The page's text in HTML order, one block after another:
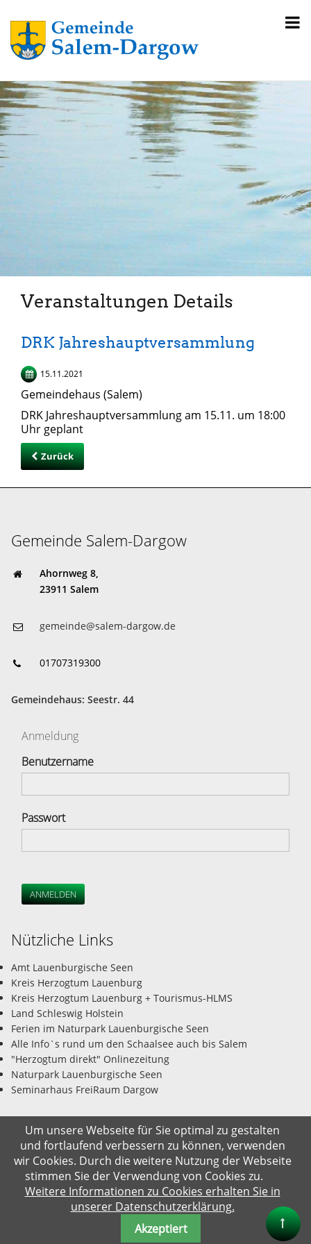
Veranstaltungen Details
DRK Jahreshauptversammlung
15.11.2021
Gemeindehaus (Salem)
DRK Jahreshauptversammlung am 15.11. um 18:00
Uhr geplant
Zurück
Gemeinde Salem-Dargow
Ahornweg 8,
23911 Salem
gemeinde@salem-dargow.de
01707319300
Gemeindehaus: Seestr. 44
Anmeldung
Benutzername
Passwort
ANMELDEN
Nützliche Links
Amt Lauenburgische Seen
Kreis Herzogtum Lauenburg
Kreis Herzogtum Lauenburg + Tourismus-HLMS
Land Schleswig Holstein
Ferien im Naturpark Lauenburgische Seen
Alle Info`s rund um den Schaalsee auch bis Salem
"Herzogtum direkt" Onlinezeitung
Naturpark Lauenburgische Seen
Seminarhaus FreiRaum Dargow
© Gemeinde Salem-Dargow 09.08.2026
Impressum Datenschutz Kontakt Suche
Um unsere Webseite für Sie optimal zu gestalten
und fortlaufend verbessern zu können, verwenden
wir Cookies. Durch die weitere Nutzung der Webseite
stimmen Sie der Verwendung von Cookies zu.
Weitere Informationen zu Cookies erhalten Sie in
unserer Datenschutzerklärung.
Akzeptiert